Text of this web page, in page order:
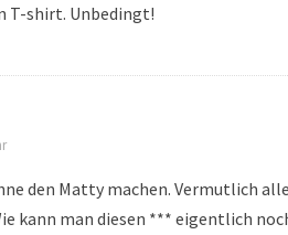
T-shirt. Unbedingt!
den Matty machen. Vermutlich
kann man diesen *** eigentlich